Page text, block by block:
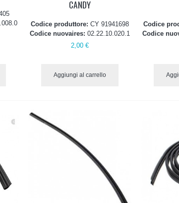
CANDY
Codice produttore:CY 91941698
Codice nuovaires:02.22.10.020.1
2,00 €
Aggiungi al carrello
Codice
Codice